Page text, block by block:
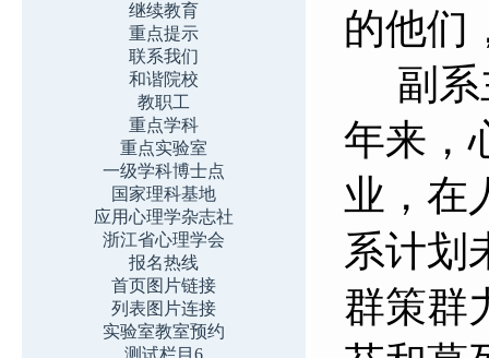
继续教育
重点提示
联系我们
和谐院校
教职工
重点学科
重点实验室
一级学科博士点
国家理科基地
应用心理学杂志社
浙江省心理学会
报名热线
首页图片链接
列表图片连接
实验室教室预约
测试栏目6
的他们
副系
年来，
业，在
系计划
群策群